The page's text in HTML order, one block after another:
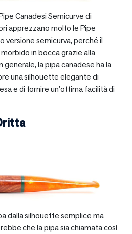
Canadesi Semicurve di
apprezzano molto le Pipe
versione semicurva, perché il
in bocca grazie alla
generale, la pipa canadese ha la
una silhouette elegante di
e di fornire un’ottima facilità di
dalla silhouette semplice ma
che la pipa sia chiamata così